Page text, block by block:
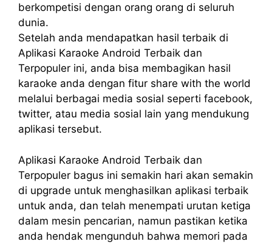
berkompetisi dengan orang orang di seluruh
dunia.
Setelah anda mendapatkan hasil terbaik di
Aplikasi Karaoke Android Terbaik dan
Terpopuler ini, anda bisa membagikan hasil
karaoke anda dengan fitur share with the world
melalui berbagai media sosial seperti facebook,
twitter, atau media sosial lain yang mendukung
aplikasi tersebut.
Aplikasi Karaoke Android Terbaik dan
Terpopuler bagus ini semakin hari akan semakin
di upgrade untuk menghasilkan aplikasi terbaik
untuk anda, dan telah menempati urutan ketiga
dalam mesin pencarian, namun pastikan ketika
anda hendak mengunduh bahwa memori pada